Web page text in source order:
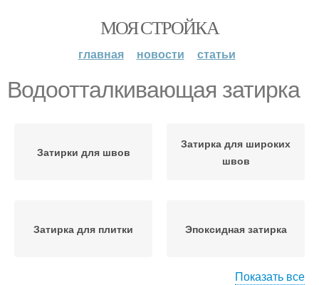
МОЯ СТРОЙКА
главная новости статьи
Водоотталкивающая затирка
Затирки для швов
Затирка для широких
швов
Затирка для плитки Эпоксидная затирка
Показать все